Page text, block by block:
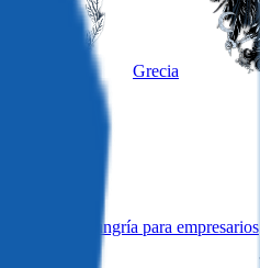
Grecia
Hungría para empresarios